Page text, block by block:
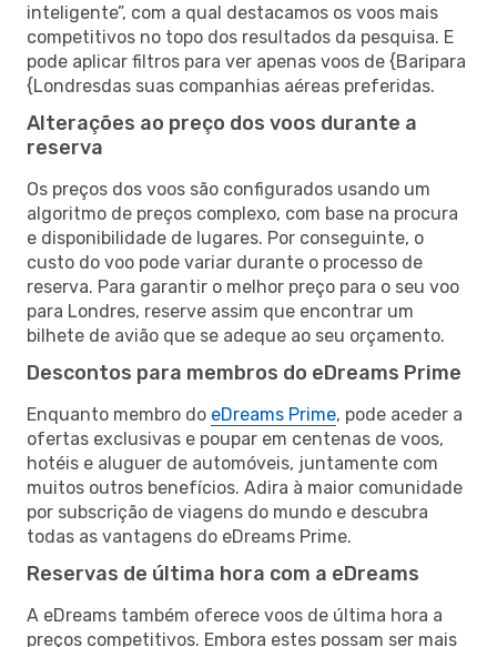
inteligente”, com a qual destacamos os voos mais
competitivos no topo dos resultados da pesquisa. E
pode aplicar filtros para ver apenas voos de {Baripara
{Londresdas suas companhias aéreas preferidas.
Alterações ao preço dos voos durante a
reserva
Os preços dos voos são configurados usando um
algoritmo de preços complexo, com base na procura
e disponibilidade de lugares. Por conseguinte, o
custo do voo pode variar durante o processo de
reserva. Para garantir o melhor preço para o seu voo
para Londres, reserve assim que encontrar um
bilhete de avião que se adeque ao seu orçamento.
Descontos para membros do eDreams Prime
Enquanto membro do eDreams Prime, pode aceder a
ofertas exclusivas e poupar em centenas de voos,
hotéis e aluguer de automóveis, juntamente com
muitos outros benefícios. Adira à maior comunidade
por subscrição de viagens do mundo e descubra
todas as vantagens do eDreams Prime.
Reservas de última hora com a eDreams
A eDreams também oferece voos de última hora a
preços competitivos. Embora estes possam ser mais